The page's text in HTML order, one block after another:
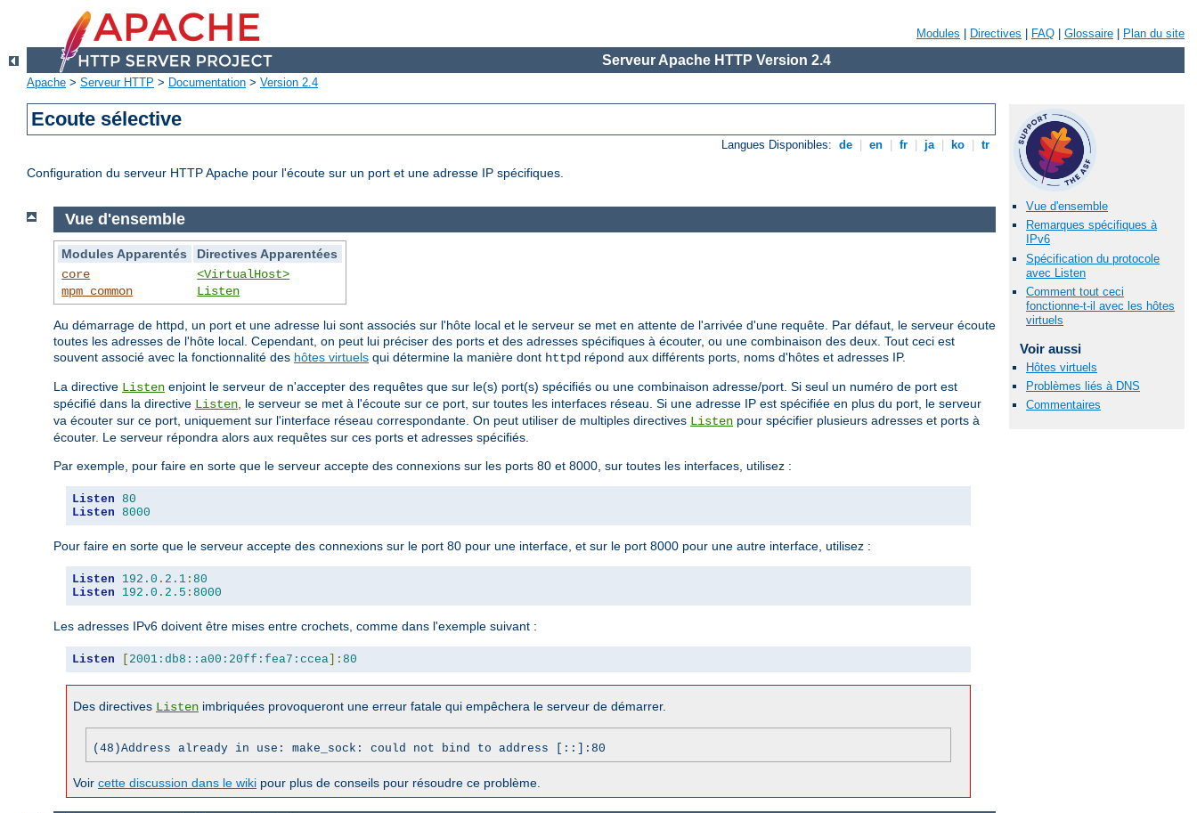
Modules Directives FAQ Glossaire Plan du site
Serveur Apache HTTP Version 2.4
Apache > Serveur HTTP > Documentation > Version 2.4
Ecoute sélective
Langues Disponibles: de en fr ja ko tr
Configuration du serveur HTTP Apache pour l'écoute sur un port et une adresse IP spécifiques.
Vue d'ensemble
Remarques spécifiques à
IPv6
Spécification du protocole
avec Listen
Comment tout ceci
fonctionne-t-il avec les hôtes
virtuels
Voir aussi
Hôtes virtuels
Problèmes liés à DNS
Commentaires
Vue d'ensemble
Modules Apparentés
Directives Apparentées
core
mpm_common
<VirtualHost>
Listen
Au démarrage de httpd, un port et une adresse lui sont associés sur l'hôte local et le serveur se met en attente de l'arrivée d'une requête. Par défaut, le serveur écoute
toutes les adresses de l'hôte local. Cependant, on peut lui préciser des ports et des adresses spécifiques à écouter, ou une combinaison des deux. Tout ceci est
souvent associé avec la fonctionnalité des hôtes virtuels qui détermine la manière dont httpd répond aux différents ports, noms d'hôtes et adresses IP.
La directive Listen enjoint le serveur de n'accepter des requêtes que sur le(s) port(s) spécifiés ou une combinaison adresse/port. Si seul un numéro de port est
spécifié dans la directive Listen , le serveur se met à l'écoute sur ce port, sur toutes les interfaces réseau. Si une adresse IP est spécifiée en plus du port, le serveur
va écouter sur ce port, uniquement sur l'interface réseau correspondante. On peut utiliser de multiples directives Listen pour spécifier plusieurs adresses et ports à
écouter. Le serveur répondra alors aux requêtes sur ces ports et adresses spécifiés.
Par exemple, pour faire en sorte que le serveur accepte des connexions sur les ports 80 et 8000, sur toutes les interfaces, utilisez :
Listen 80
Listen 8000
Pour faire en sorte que le serveur accepte des connexions sur le port 80 pour une interface, et sur le port 8000 pour une autre interface, utilisez :
Listen 192.0 . 2.1 : 80
Listen
192.0 . 2.5 : 8000
Les adresses IPv6 doivent être mises entre crochets, comme dans l'exemple suivant :
Listen [ 2001:db8::a00:20ff:fea7:ccea]: 80
Des directives Listen imbriquées provoqueront une erreur fatale qui empêchera le serveur de démarrer.
(48)Address already in use: make_sock: could not bind to address [::]:80
Voir cette discussion dans le wiki pour plus de conseils pour résoudre ce problème.